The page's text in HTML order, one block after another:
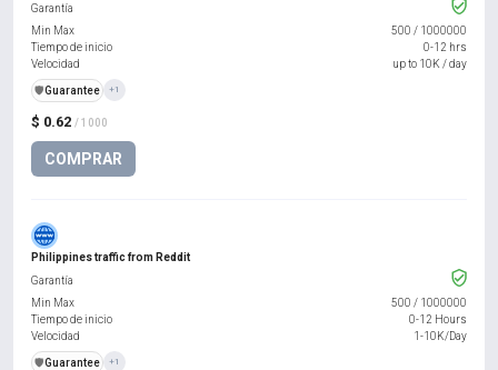
$ 0.62 / 1000
COMPRAR
Garantía
Min Max
500 / 1000000
Tiempo de inicio
0-12 hrs
Velocidad
up to 10K / day
️🛡️Guarantee +1
Philippines traffic from Reddit
Garantía
Min Max
500 / 1000000
Tiempo de inicio
0-12 Hours
Velocidad
1-10K/Day
️🛡️Guarantee +1